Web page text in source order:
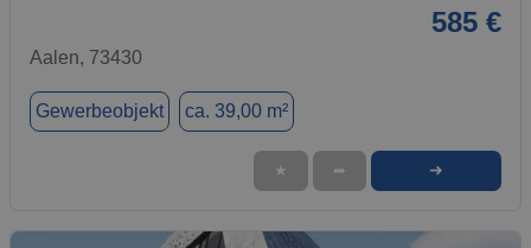
585 €
Aalen, 73430
Gewerbeobjekt ca. 39,00 m²
★ ➦ ➜